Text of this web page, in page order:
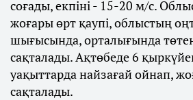
соғады, екпіні - 15-20 м/с.
жоғары өрт қаупі, облыстың
шығысында, орталығында
сақталады. Ақтөбеде 6
уақыттарда найзағай ойнап,
сақталады.